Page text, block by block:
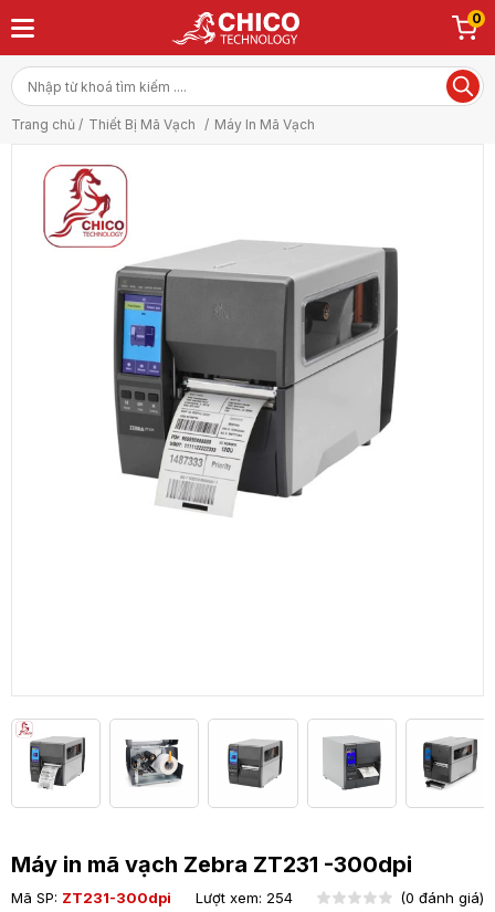
0
Trang chủ / Thiết Bị Mã Vạch / Máy In Mã Vạch
Máy in mã vạch Zebra ZT231 -300dpi
Mã SP: ZT231-300dpi Lượt xem: 254 (0 đánh giá)